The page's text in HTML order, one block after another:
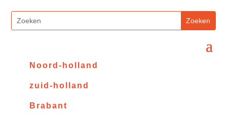
Noord-holland
zuid-holland
Brabant